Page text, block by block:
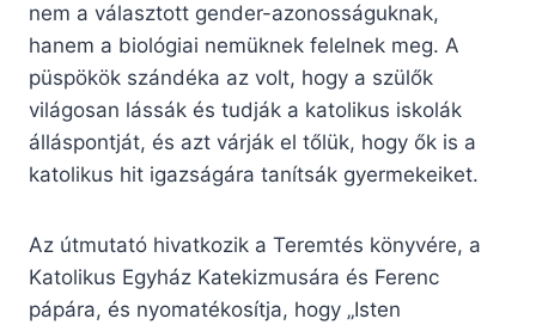
nem a választott gender-azonosságuknak,
hanem a biológiai nemüknek felelnek meg. A
püspökök szándéka az volt, hogy a szülők
világosan lássák és tudják a katolikus iskolák
álláspontját, és azt várják el tőlük, hogy ők is a
katolikus hit igazságára tanítsák gyermekeiket.
Az útmutató hivatkozik a Teremtés könyvére, a
Katolikus Egyház Katekizmusára és Ferenc
pápára, és nyomatékosítja, hogy „Isten